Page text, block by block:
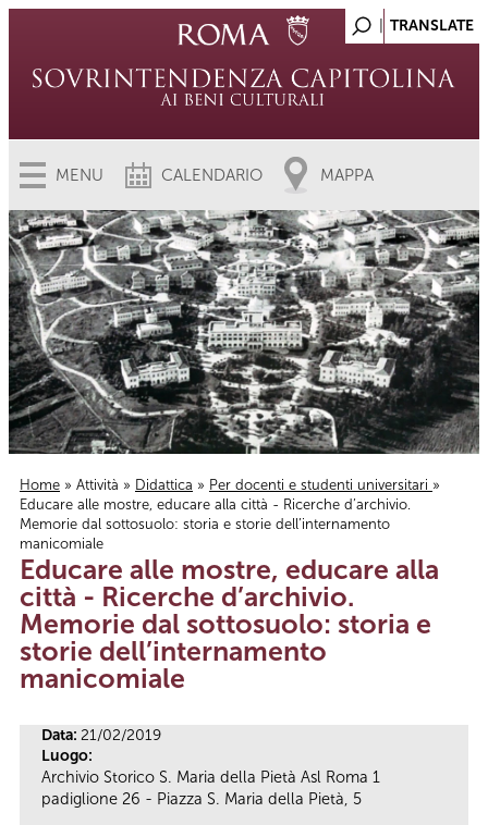
MENU CALENDARIO MAPPA
Tu sei qui
Home » Attività » Didattica » Per docenti e studenti universitari »
Educare alle mostre, educare alla città - Ricerche d’archivio.
Memorie dal sottosuolo: storia e storie dell’internamento
manicomiale
Educare alle mostre, educare alla
città - Ricerche d’archivio.
Memorie dal sottosuolo: storia e
storie dell’internamento
manicomiale
Data: 21/02/2019
Luogo:
Archivio Storico S. Maria della Pietà Asl Roma 1
padiglione 26 - Piazza S. Maria della Pietà, 5